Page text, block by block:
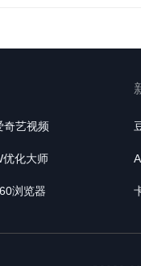
奇艺视频
优化大师
浏览器